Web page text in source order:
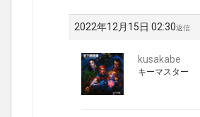
2022年12月15日 02:30返信
kusakabe
キーマスター